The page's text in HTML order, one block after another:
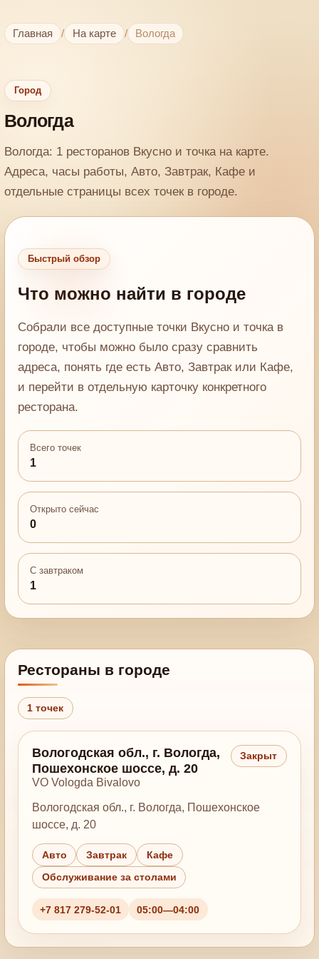
Главная / На карте / Вологда
Город
Вологда
Вологда: 1 ресторанов Вкусно и точка на карте.
Адреса, часы работы, Авто, Завтрак, Кафе и
отдельные страницы всех точек в городе.
Быстрый обзор
Что можно найти в городе
Собрали все доступные точки Вкусно и точка в
городе, чтобы можно было сразу сравнить
адреса, понять где есть Авто, Завтрак или Кафе,
и перейти в отдельную карточку конкретного
ресторана.
Всего точек
1
Открыто сейчас
0
С завтраком
1
Рестораны в городе
1 точек
Вологодская обл., г. Вологда,
Пошехонское шоссе, д. 20
VO Vologda Bivalovo
Закрыт
Вологодская обл., г. Вологда, Пошехонское
шоссе, д. 20
Авто Завтрак Кафе
Обслуживание за столами
+7 817 279-52-01 05:00—04:00